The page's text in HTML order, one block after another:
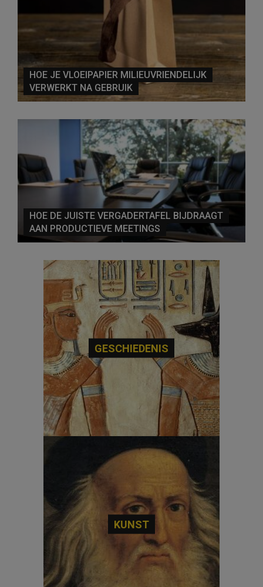
HOE JE VLOEIPAPIER MILIEUVRIENDELIJK
VERWERKT NA GEBRUIK
HOE DE JUISTE VERGADERTAFEL BIJDRAAGT
AAN PRODUCTIEVE MEETINGS
GESCHIEDENIS
KUNST